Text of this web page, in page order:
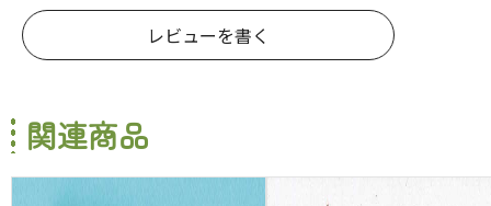
レビューを書く
関連商品